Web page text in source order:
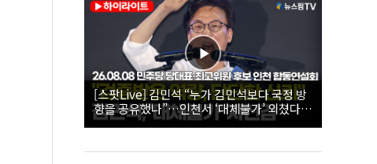
[스팟Live] 김민석 “누가 김민석보다 국정 방
향을 공유했나”…인천서 ‘대체불가’ 외쳤다 |
26.08.08 더불어민주당 당대표·최고위원 후